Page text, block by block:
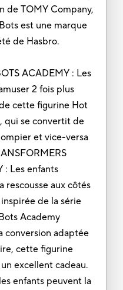
de TOMY Company,
est une marque
de Hasbro.
ACADEMY : Les
2 fois plus
cette figurine Hot
qui se convertit de
et vice-versa
: Les enfants
rescousse aux côtés
de la série
Academy
conversion adaptée
cette figurine
excellent cadeau.
enfants peuvent la